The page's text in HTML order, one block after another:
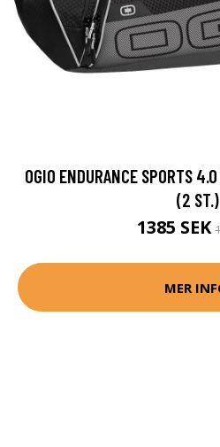
OGIO ENDURANCE SPORTS
(2 ST.)
1385 SEK
MER